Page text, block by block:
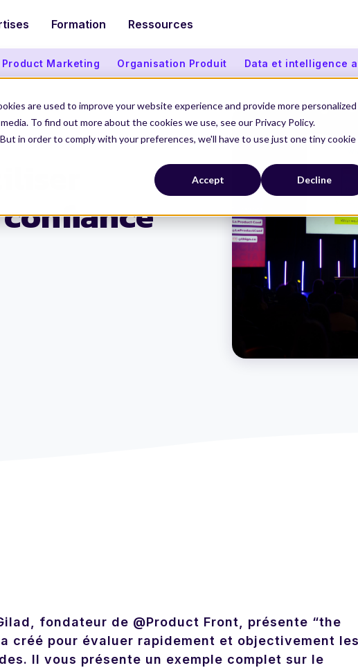
are used to improve your website experience and provide more personalized
To find out more about the cookies we use, see our Privacy Policy.
in order to comply with your preferences, we'll have to use just one tiny cookie
Accept Decline
Formation Ressources
Product Marketing Organisation Produit Data et intelligence
l'indicateur de confiance
fondateur de @Product Front, présente “the
créé pour évaluer rapidement et objectivement
Il vous présente un exemple complet sur le